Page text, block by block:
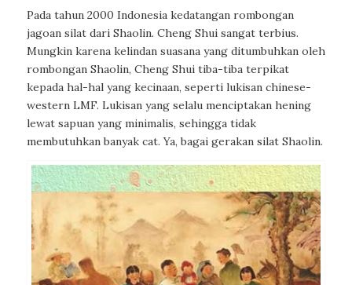
Pada tahun 2000 Indonesia kedatangan rombongan
jagoan silat dari Shaolin. Cheng Shui sangat terbius.
Mungkin karena kelindan suasana yang ditumbuhkan oleh
rombongan Shaolin, Cheng Shui tiba-tiba terpikat
kepada hal-hal yang kecinaan, seperti lukisan chinese-
westernLMF. Lukisan yang selalu menciptakan hening
lewat sapuan yang minimalis, sehingga tidak
membutuhkan banyak cat. Ya, bagai gerakan silat Shaolin.